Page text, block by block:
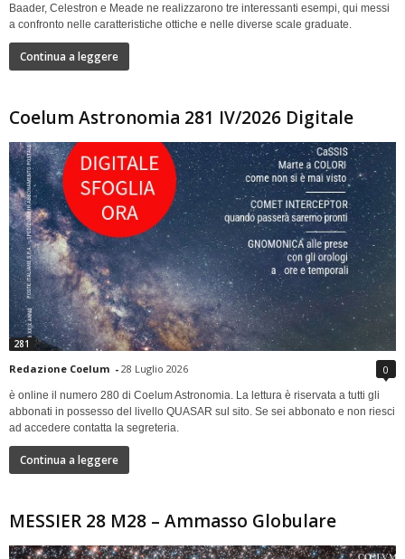
Baader, Celestron e Meade ne realizzarono tre interessanti esempi, qui messi
a confronto nelle caratteristiche ottiche e nelle diverse scale graduate.
Continua a leggere
Coelum Astronomia 281 IV/2026 Digitale
281
Redazione Coelum - 28 Luglio 2026 0
è online il numero 280 di Coelum Astronomia. La lettura è riservata a tutti gli
abbonati in possesso del livello QUASAR sul sito. Se sei abbonato e non riesci
ad accedere contatta la segreteria.
Continua a leggere
MESSIER 28 M28 – Ammasso Globulare